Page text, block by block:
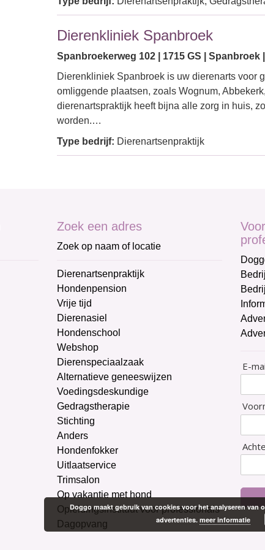
Dierenkliniek Spanbroek
Spanbroekerweg 102 | 1715 GS | Spanbroek |
Dierenkliniek Spanbroek is uw dierenarts voor
omliggende plaatsen, zoals Wognum,
dierenartspraktijk heeft bijna alle zorg in huis,
worden.…
Type bedrijf: Dierenartsenpraktijk
Zoek een adres
Zoek op naam of locatie
Dierenartsenpraktijk
Hondenpension
Vrije tijd
Dierenasiel
Hondenschool
Webshop
Dierenspeciaalzaak
Alternatieve geneeswijzen
Voedingsdeskundige
Gedragstherapie
Stichting
Anders
Hondenfokker
Uitlaatservice
Trimsalon
Op vakantie met hond
Opleidingsinstituut voor professionals
Dagopvang
E-
Doggo maakt gebruik van cookies voor het analyseren van
advertenties. meer informatie